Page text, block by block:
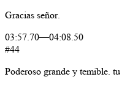
Gracias señor.
03:57.70—04:08.50
#44
Poderoso grande y temible. tu